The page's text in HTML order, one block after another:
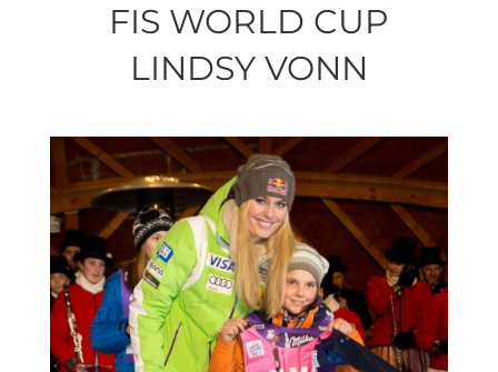
FIS WORLD CUP
LINDSY VONN